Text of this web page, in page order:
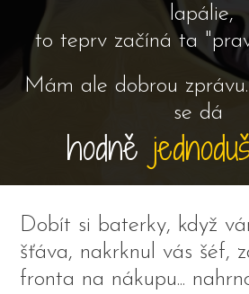
lapálie,
to teprv začíná ta
Mám ale dobrou zprávu.
se dá
hodně
Dobít si baterky, když
šťáva, nakrknul vás šéf,
fronta na nákupu...